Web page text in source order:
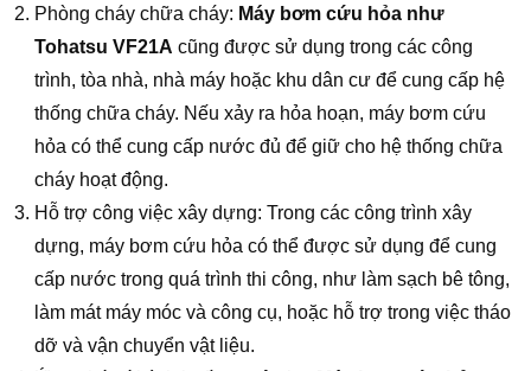
Phòng cháy chữa cháy: Máy bơm cứu hỏa như
Tohatsu VF21A cũng được sử dụng trong các công
trình, tòa nhà, nhà máy hoặc khu dân cư để cung cấp hệ
thống chữa cháy. Nếu xảy ra hỏa hoạn, máy bơm cứu
hỏa có thể cung cấp nước đủ để giữ cho hệ thống chữa
cháy hoạt động.
Hỗ trợ công việc xây dựng: Trong các công trình xây
dựng, máy bơm cứu hỏa có thể được sử dụng để cung
cấp nước trong quá trình thi công, như làm sạch bê tông,
làm mát máy móc và công cụ, hoặc hỗ trợ trong việc tháo
dỡ và vận chuyển vật liệu.